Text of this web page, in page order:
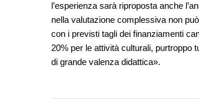
l’esperienza sarà riproposta anche
nella valutazione complessiva non
con i previsti tagli dei finanziamenti
20% per le attività culturali, purtroppo
di grande valenza didattica».